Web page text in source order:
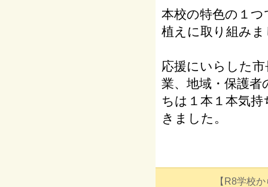
本校の特色の１
植えに取り組み
応援にいらした
業、地域・保護
ちは１本１本気
きました。
【R8学校